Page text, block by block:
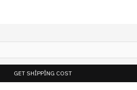
GET SHIPPING COST